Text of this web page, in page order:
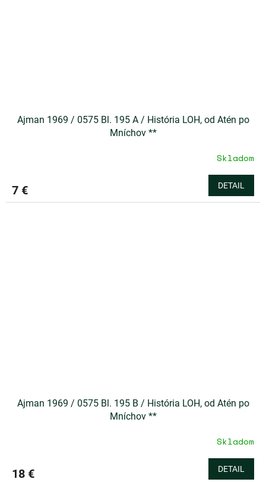
Ajman 1969 / 0575 Bl. 195 A / História LOH, od Atén po
Mníchov **
Skladom
7 € DETAIL
Ajman 1969 / 0575 Bl. 195 B / História LOH, od Atén po
Mníchov **
Skladom
18 € DETAIL